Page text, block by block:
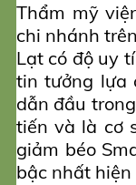
Thẩm mỹ
chi nhánh
Lạt có độ uy
tin tưởng lựa
dẫn đầu
tiến và là cơ
giảm béo
bậc nhất hiện